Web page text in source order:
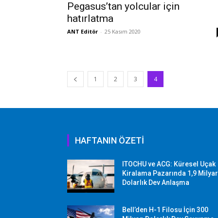
Pegasus’tan yolcular için
hatırlatma
ANT Editör - 25 Kasım 2020
1 2 3 4
HAFTANIN ÖZETİ
ITOCHU ve ACG: Küresel Uçak
Kiralama Pazarında 1,9 Milyar
Dolarlık Dev Anlaşma
Bell’den H-1 Filosu İçin 300